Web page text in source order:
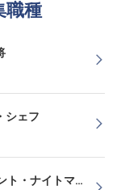
職種
シェフ
ナイトフロント・ナイトマネージャー